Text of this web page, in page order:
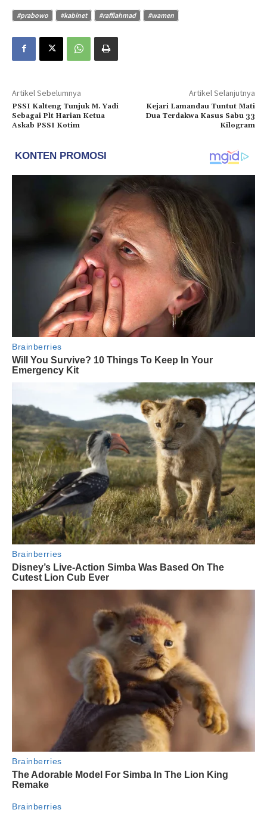
#prabowo #kabinet #raffiahmad #wamen
Artikel Sebelumnya
PSSI Kalteng Tunjuk M. Yadi
Sebagai Plt Harian Ketua
Askab PSSI Kotim
Artikel Selanjutnya
Kejari Lamandau Tuntut Mati
Dua Terdakwa Kasus Sabu 33
Kilogram